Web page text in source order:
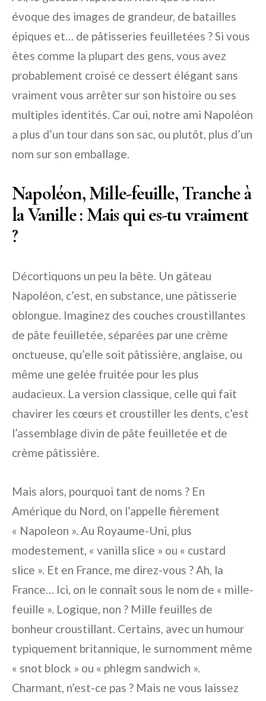
évoque des images de grandeur, de batailles
épiques et… de pâtisseries feuilletées ? Si vous
êtes comme la plupart des gens, vous avez
probablement croisé ce dessert élégant sans
vraiment vous arrêter sur son histoire ou ses
multiples identités. Car oui, notre ami Napoléon
a plus d’un tour dans son sac, ou plutôt, plus d’un
nom sur son emballage.
Napoléon, Mille-feuille, Tranche à
la Vanille : Mais qui es-tu vraiment
?
Décortiquons un peu la bête. Un gâteau
Napoléon, c’est, en substance, une pâtisserie
oblongue. Imaginez des couches croustillantes
de pâte feuilletée, séparées par une crème
onctueuse, qu’elle soit pâtissière, anglaise, ou
même une gelée fruitée pour les plus
audacieux. La version classique, celle qui fait
chavirer les cœurs et croustiller les dents, c’est
l’assemblage divin de pâte feuilletée et de
crème pâtissière.
Mais alors, pourquoi tant de noms ? En
Amérique du Nord, on l’appelle fièrement
« Napoleon ». Au Royaume-Uni, plus
modestement, « vanilla slice » ou « custard
slice ». Et en France, me direz-vous ? Ah, la
France… Ici, on le connaît sous le nom de « mille-
feuille ». Logique, non ? Mille feuilles de
bonheur croustillant. Certains, avec un humour
typiquement britannique, le surnomment même
« snot block » ou « phlegm sandwich ».
Charmant, n’est-ce pas ? Mais ne vous laissez